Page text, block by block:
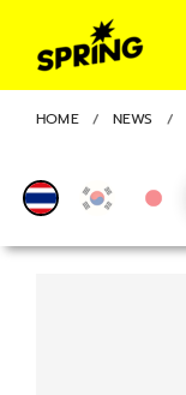
HOME NEWS